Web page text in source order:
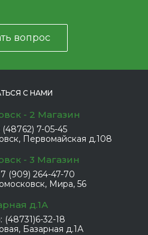
вопрос
С НАМИ
- 2 Магазин
(48762) 7-05-45
Первомайская д.108
- 3 Магазин
(909) 264-47-70
Мира, 56
д.1А
(48731)6-32-18
Базарная д.1А